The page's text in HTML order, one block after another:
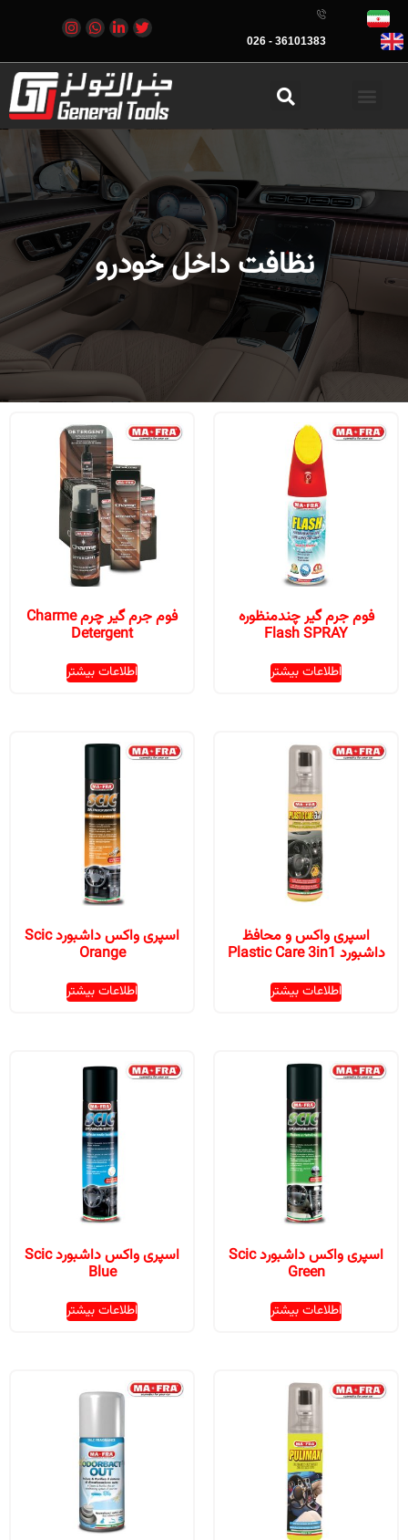
36101383 - 026
نظافت داخل خودرو
فوم جرم گیر چندمنظوره
Flash SPRAY
اطلاعات بیشتر
فوم جرم گیر چرم Charme
Detergent
اطلاعات بیشتر
اسپری واکس و محافظ
داشبورد Plastic Care 3in1
اطلاعات بیشتر
اسپری واکس داشبورد Scic
Orange
اطلاعات بیشتر
اسپری واکس داشبورد Scic
Green
اطلاعات بیشتر
اسپری واکس داشبورد Scic
Blue
اطلاعات بیشتر